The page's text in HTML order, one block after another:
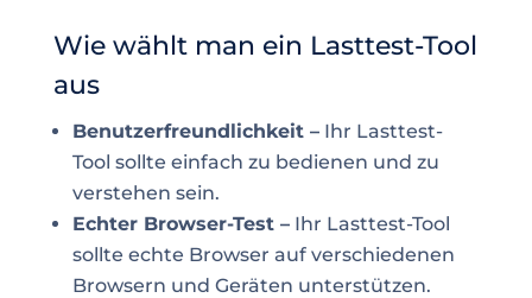
Wie wählt man ein Lasttest-Tool
aus
Benutzerfreundlichkeit –Ihr Lasttest-
Tool sollte einfach zu bedienen und zu
verstehen sein.
Echter Browser-Test –Ihr Lasttest-Tool
sollte echte Browser auf verschiedenen
Browsern und Geräten unterstützen.